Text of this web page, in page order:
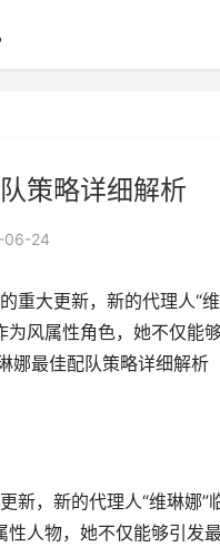
策略详细解析
06-24
重大更新，新的代理人“
风属性角色，她不仅能
娜最佳配队策略详细解析
新，新的代理人“维琳娜
性人物，她不仅能够引发